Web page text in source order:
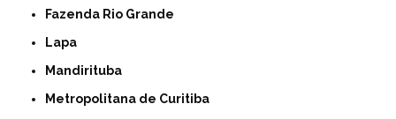
Fazenda Rio Grande
Lapa
Mandirituba
Metropolitana de Curitiba